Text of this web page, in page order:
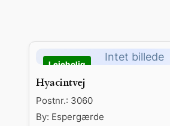
Intet billede
Hyacintvej
Postnr.: 3060
By: Espergærde